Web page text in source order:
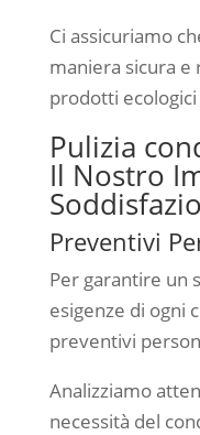
Ci assicuriamo
maniera sicura e
prodotti
Pulizia
Il Nostro
Preventivi
Per garantire un
esigenze di ogni
preventivi
Analizziamo
necessità del